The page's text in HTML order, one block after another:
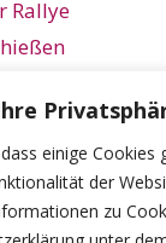
einige Cookies
der
zu
Rallye
Challenge
/ Roller